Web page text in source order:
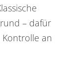
– dafür
an